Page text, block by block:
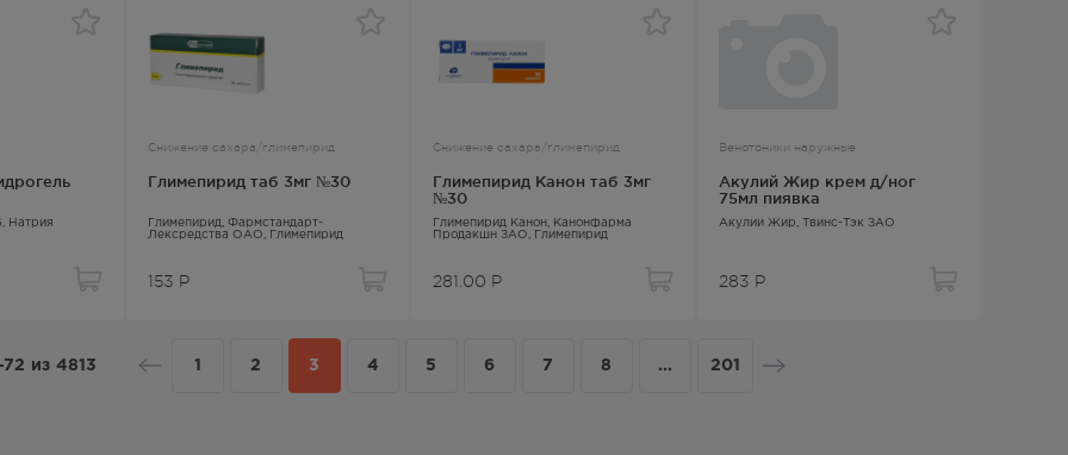
Натрия
Снижение сахара/глимепирид
Глимепирид таб 3мг №30
Глимепирид, Фармстандарт-
Лексредства ОАО,
Глимепирид
153 Р
Снижение сахара/глимепирид
Глимепирид Канон таб 3мг
№30
Глимепирид Канон , Канонфарма
Продакшн ЗАО,
Глимепирид
281.00 Р
Венотоники наружные
Акулий Жир крем д/ног
75мл пиявка
Акулий Жир , Твинс-Тэк ЗАО
283 Р
72 из 4813 1 2 3 4 5 6 7 8 ... 201